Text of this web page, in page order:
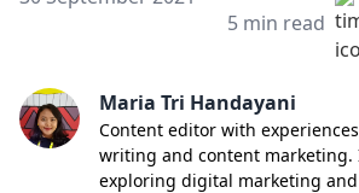
Min read
5 min read
Maria Tri Handayani
Content editor with
writing and content marketing.
exploring digital marketing